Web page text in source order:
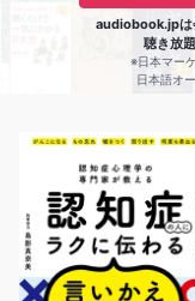
audiobook.jpは
聴き放
※日本マー
日本語オ